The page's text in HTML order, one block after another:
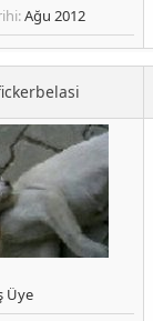
Ağu 2012
Üye